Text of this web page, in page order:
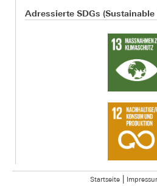
Adressierte SDGs
Startseite|